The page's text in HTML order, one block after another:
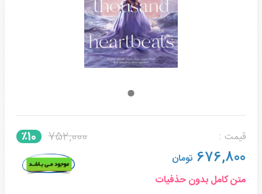
قیمت : 752,000 ٪10
676,800 تومان
متن کامل بدون حذفیات